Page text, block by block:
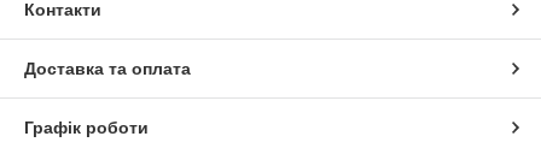
Контакти
Доставка та оплата
Графік роботи